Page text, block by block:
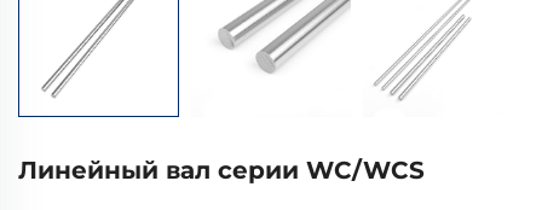
Линейный вал серии WC/WCS